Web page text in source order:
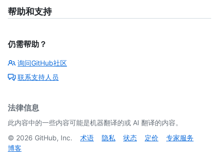
帮助和支持
仍需帮助？
询问GitHub社区
联系支持人员
法律信息
此内容中的一些内容可能是机器翻译的或 AI 翻译的内容。
© 2026 GitHub, Inc. 术语 隐私 状态 定价
专家服务
博客